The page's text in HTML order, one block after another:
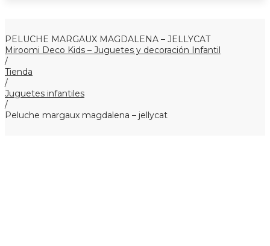
PELUCHE MARGAUX MAGDALENA – JELLYCAT
Miroomi Deco Kids – Juguetes y decoración Infantil
/
Tienda
/
Juguetes infantiles
/
Peluche margaux magdalena – jellycat